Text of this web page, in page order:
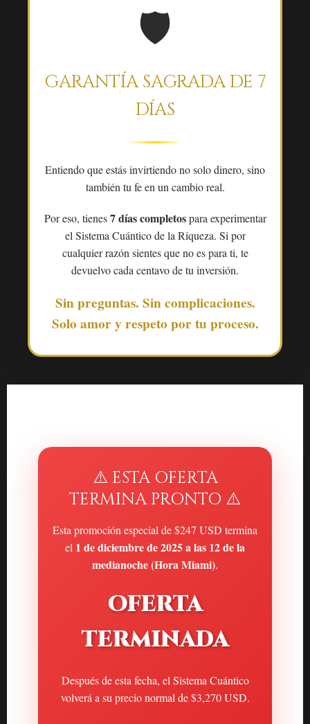
🛡️
GARANTÍA SAGRADA DE 7
DÍAS
Entiendo que estás invirtiendo no solo dinero, sino
también tu fe en un cambio real.
Por eso, tienes7 días completospara experimentar
el Sistema Cuántico de la Riqueza. Si por
cualquier razón sientes que no es para ti, te
devuelvo cada centavo de tu inversión.
Sin preguntas. Sin complicaciones.
Solo amor y respeto por tu proceso.
⚠️ ESTA OFERTA
TERMINA PRONTO ⚠️
Esta promoción especial de $247 USD termina
el 1 de diciembre de 2025 a las 12 de la
medianoche (Hora Miami).
OFERTA
TERMINADA
Después de esta fecha, el Sistema Cuántico
volverá a su precio normal de $3,270 USD.